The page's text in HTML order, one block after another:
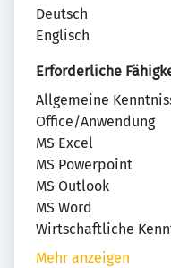
Deutsch
Englisch
Erforderliche
Allgemeine
Office/Anwendung
MS Excel
MS Powerpoint
MS Outlook
MS Word
Wirtschaftliche
Mehr anzeigen